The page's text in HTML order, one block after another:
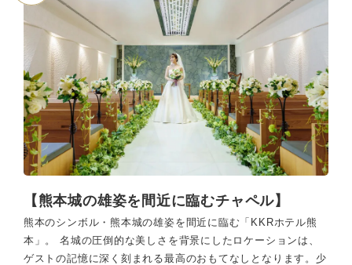
【熊本城の雄姿を間近に臨むチャペル】
熊本のシンボル・熊本城の雄姿を間近に臨む「KKRホテル熊
本」。 名城の圧倒的な美しさを背景にしたロケーションは、
ゲストの記憶に深く刻まれる最高のおもてなしとなります。少